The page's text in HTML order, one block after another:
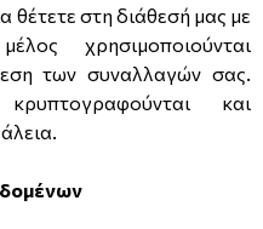
στη διάθεσή μας με
χρησιμοποιούνται
των συναλλαγών σας.
και